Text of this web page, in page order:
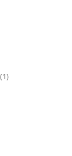
(1)